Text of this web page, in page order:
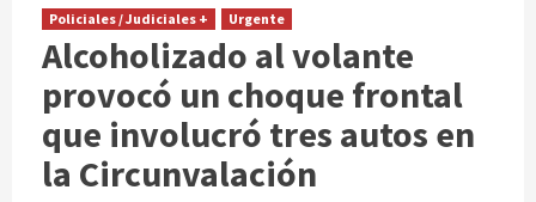
Policiales / Judiciales + Urgente
Alcoholizado al volante
provocó un choque frontal
que involucró tres autos en
la Circunvalación